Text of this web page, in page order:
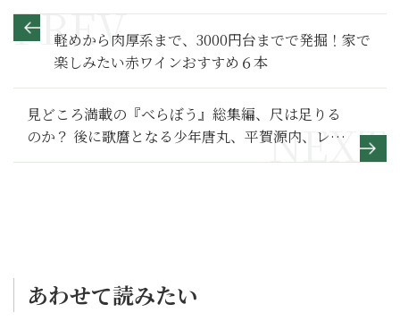
軽めから肉厚系まで、3000円台までで発掘！家で
楽しみたい赤ワインおすすめ６本
見どころ満載の『べらぼう』総集編、尺は足りる
のか？ 後に歌麿となる少年唐丸、平賀源内、レジ
ェンド俳優、瀬川に誰袖……【べらぼう～蔦重栄
あわせて読みたい